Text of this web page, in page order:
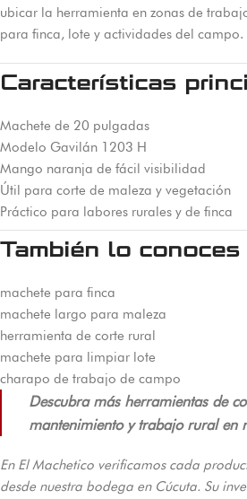
ubicar la herramienta en zonas de
para finca, lote y actividades del campo.
Características
Machete de 20 pulgadas
Modelo Gavilán 1203 H
Mango naranja de fácil visibilidad
Útil para corte de maleza y vegetación
Práctico para labores rurales y de finca
También lo conoces
machete para finca
machete largo para maleza
herramienta de corte rural
machete para limpiar lote
charapo de trabajo de campo
Descubra más herramientas de
mantenimiento y trabajo rural en
En El Machetico verificamos cada
desde nuestra bodega en Cúcuta. Su